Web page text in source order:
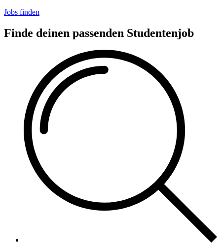
Jobs finden
Finde deinen passenden Studentenjob